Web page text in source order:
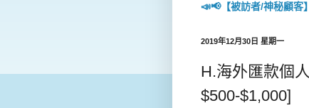
📣📢【被訪者/神秘顧客
2019年12月30日 星期一
H.海外匯款個
$500-$1,000]